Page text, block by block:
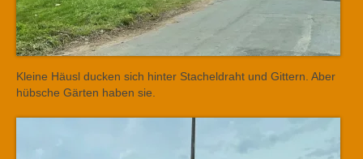
Kleine Häusl ducken sich hinter Stacheldraht und Gittern. Aber
hübsche Gärten haben sie.